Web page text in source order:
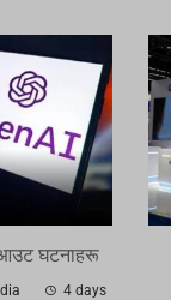
घटनाहरू
4 days